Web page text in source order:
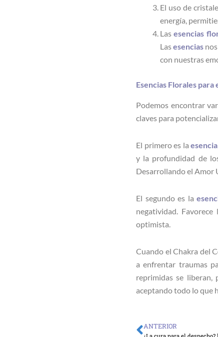
El uso de
energía,
Lasesencias
Lasesencias
con nuestras
Esencias Florales para
Podemos encontrar
claves para
El primero es la esencia
y la profundidad de
Desarrollando el Amor
El segundo es la
negatividad.
optimista.
Cuando el Chakra del
a enfrentar traumas
reprimidas se liberan,
aceptando todo lo que
Ant
ANTERIOR